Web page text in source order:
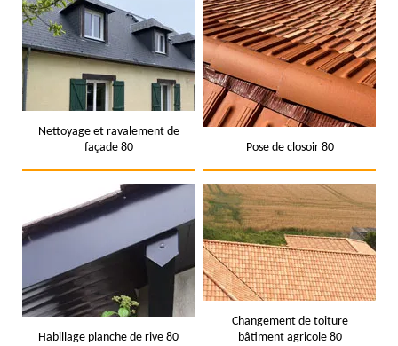
Nettoyage et ravalement de
façade 80
Pose de closoir 80
Habillage planche de rive 80
Changement de toiture
bâtiment agricole 80